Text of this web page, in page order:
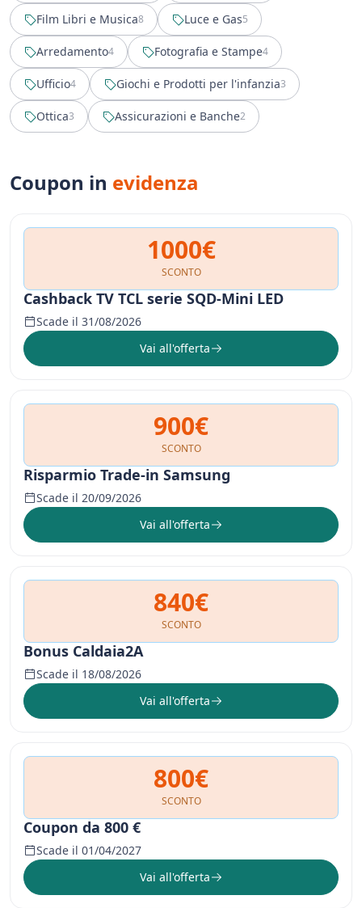
Film Libri e Musica8 Luce e Gas5
Arredamento4 Fotografia e Stampe4
Ufficio4 Giochi e Prodotti per l'infanzia3
Ottica3 Assicurazioni e Banche2
Coupon in evidenza
1000€
SCONTO
Cashback TV TCL serie SQD-Mini LED
Scade il 31/08/2026
Vai all'offerta
900€
SCONTO
Risparmio Trade-in Samsung
Scade il 20/09/2026
Vai all'offerta
840€
SCONTO
Bonus Caldaia2A
Scade il 18/08/2026
Vai all'offerta
800€
SCONTO
Coupon da 800 €
Scade il 01/04/2027
Vai all'offerta